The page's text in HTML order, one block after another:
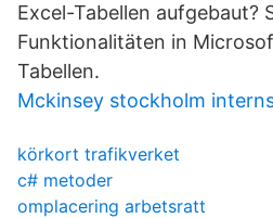
Excel-Tabellen aufgebaut?
Funktionalitäten in
Tabellen.
Mckinsey stockholm
körkort trafikverket
c# metoder
omplacering arbetsratt